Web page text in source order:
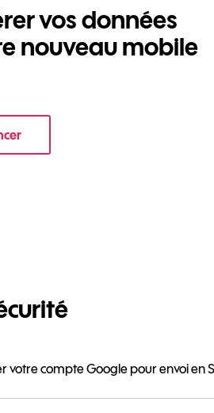
vos données
nouveau mobile
pour Transférer vos données
P10 Lite
votre compte Google pour envoi en